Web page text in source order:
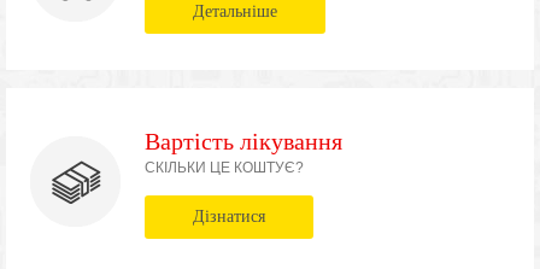
Детальніше
Вартість лікування
СКІЛЬКИ ЦЕ КОШТУЄ?
Дізнатися